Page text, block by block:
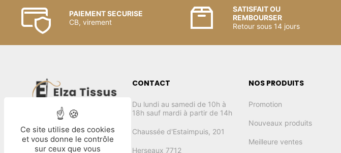
PAIEMENT SECURISE
CB, virement
SATISFAIT OU
REMBOURSER
Retour sous 14 jours
CONTACT
Du lundi au samedi de 10h à
18h sauf mardi à partir de 14h
Chaussée d'Estaimpuis, 201
Herseaux 7712
NOS PRODUITS
Promotion
Nouveaux produits
Meilleure ventes
Ce site utilise des cookies
et vous donne le contrôle
sur ceux que vous